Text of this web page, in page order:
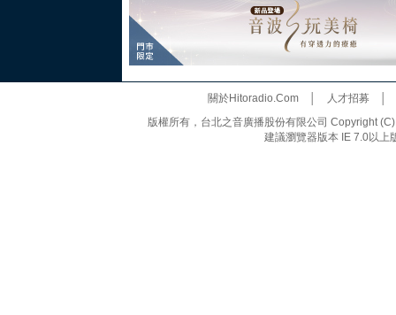
關於Hitoradio.Com│ 人才招募
版權所有，台北之音廣播股份有限公司 Copyright
建議瀏覽器版本 IE 7.0以上